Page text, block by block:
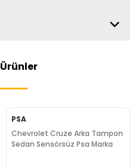
Ürünler
PSA
Chevrolet Cruze Arka Tampon
Sedan Sensörsüz Psa Marka